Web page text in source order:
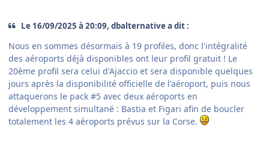
Le 16/09/2025 à 20:09, dbalternative a dit :
Nous en sommes désormais à 19 profiles, donc l'intégralité
des aéroports déjà disponibles ont leur profil gratuit ! Le
20ème profil sera celui d'Ajaccio et sera disponible quelques
jours après la disponibilité officielle de l'aéroport, puis nous
attaquerons le pack #5 avec deux aéroports en
développement simultané : Bastia et Figari afin de boucler
totalement les 4 aéroports prévus sur la Corse.